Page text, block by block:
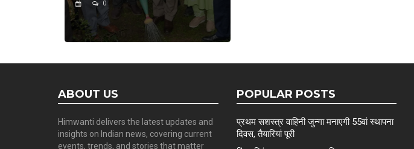
0
ABOUT US
Himwanti delivers the latest updates and
insights on Indian news, covering current
events, trends, and stories that matter
POPULAR POSTS
प्रथम सशस्त्र वाहिनी जुन्गा मनाएगी 55वां स्थापना
दिवस, तैयारियां पूरी